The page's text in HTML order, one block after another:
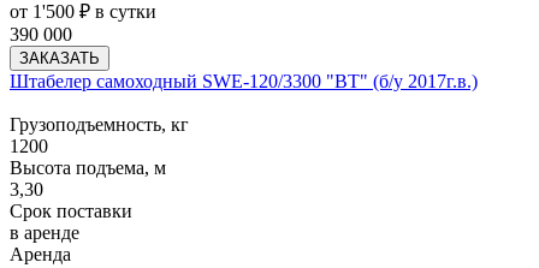
от 1'500 ₽ в сутки
390 000
ЗАКАЗАТЬ
Штабелер самоходный SWE-120/3300 "BT" (б/у 2017г.в.)
Грузоподъемность, кг
1200
Высота подъема, м
3,30
Срок поставки
в аренде
Аренда